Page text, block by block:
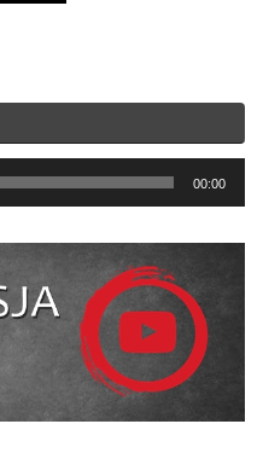
00:00